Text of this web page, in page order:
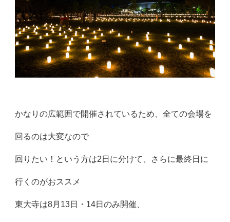
かなりの広範囲で開催されているため、全ての会場を
回るのは大変なので
回りたい！という方は2日に分けて、さらに最終日に
行くのがおススメ
東大寺は8月13日・14日のみ開催、